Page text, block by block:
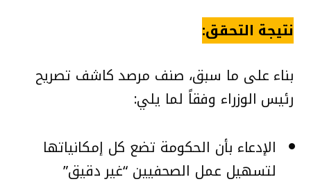
نتيجة التحقق:
بناء على ما سبق، صنف مرصد كاشف تصريح
رئيس الوزراء وفقاً لما يلي:
الإدعاء بأن الحكومة تضع كل إمكانياتها
لتسهيل عمل الصحفيين “غير دقيق”